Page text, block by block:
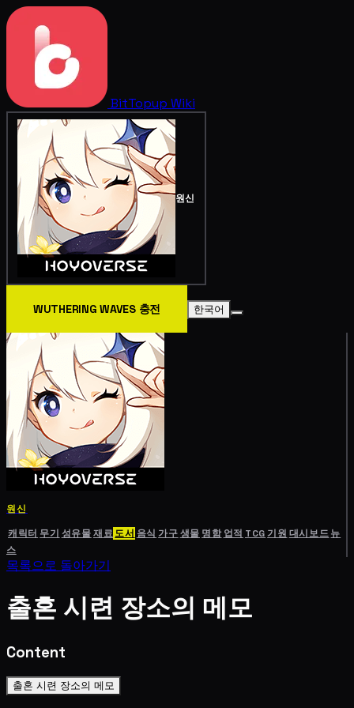
BitTopup Wiki
원신
WUTHERING WAVES 충전 한국어
원신
캐릭터 무기 성유물재료도서 음식 가구생물 명함 업적 TCG기원 대시보드뉴
스
목록으로 돌아가기
출혼 시련 장소의 메모
Content
출혼 시련 장소의 메모